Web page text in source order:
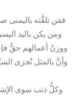
فمَن تلقَّته باليمنى
ومن يكن باليد
ووزنُ أعمالهم حقٌّ
وأنَّ بالمثل تُجزى
وكلُّ ذنب سوى